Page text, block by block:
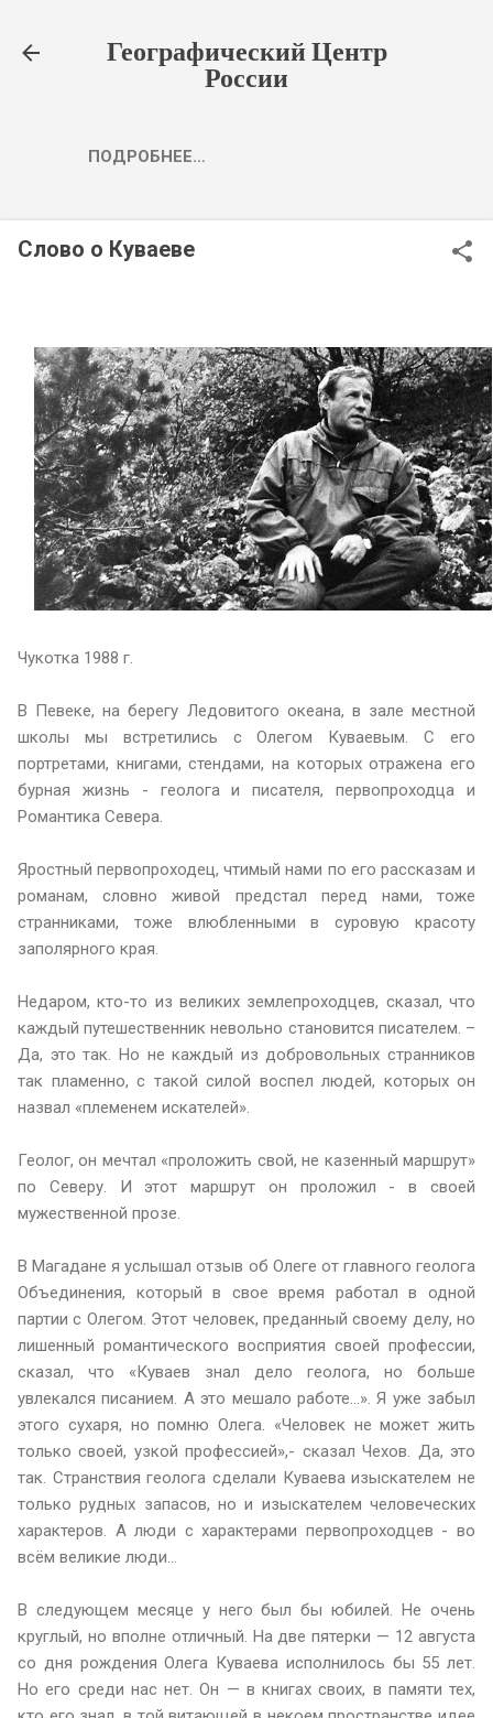
Географический Центр
России
ПОДРОБНЕЕ…
Слово о Куваеве
Чукотка 1988 г.
В Певеке, на берегу Ледовитого океана, в зале местной
школы мы встретились с Олегом Куваевым. С его
портретами, книгами, стендами, на которых отражена его
бурная жизнь - геолога и писателя, первопроходца и
Романтика Севера.
Яростный первопроходец, чтимый нами по его рассказам и
романам, словно живой предстал перед нами, тоже
странниками, тоже влюбленными в суровую красоту
заполярного края.
Недаром, кто-то из великих землепроходцев, сказал, что
каждый путешественник невольно становится писателем. –
Да, это так. Но не каждый из добровольных странников
так пламенно, с такой силой воспел людей, которых он
назвал «племенем искателей».
Геолог, он мечтал «проложить свой, не казенный маршрут»
по Северу. И этот маршрут он проложил - в своей
мужественной прозе.
В Магадане я услышал отзыв об Олеге от главного геолога
Объединения, который в свое время работал в одной
партии с Олегом. Этот человек, преданный своему делу, но
лишенный романтического восприятия своей профессии,
сказал, что «Куваев знал дело геолога, но больше
увлекался писанием. А это мешало работе…». Я уже забыл
этого сухаря, но помню Олега. «Человек не может жить
только своей, узкой профессией»,- сказал Чехов. Да, это
так. Странствия геолога сделали Куваева изыскателем не
только рудных запасов, но и изыскателем человеческих
характеров. А люди с характерами первопроходцев - во
всём великие люди...
В следующем месяце у него был бы юбилей. Не очень
круглый, но вполне отличный. На две пятерки — 12 августа
со дня рождения Олега Куваева исполнилось бы 55 лет.
Но его среди нас нет. Он — в книгах своих, в памяти тех,